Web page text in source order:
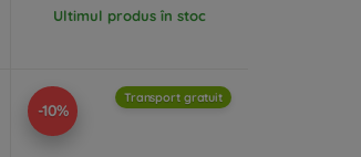
Ultimul produs în stoc
-10%
Transport gratuit